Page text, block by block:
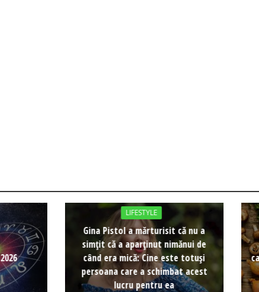
LIFESTYLE
Gina Pistol a mărturisit că nu a
simțit că a aparținut nimănui de
când era mică: Cine este totuși
persoana care a schimbat acest
lucru pentru ea